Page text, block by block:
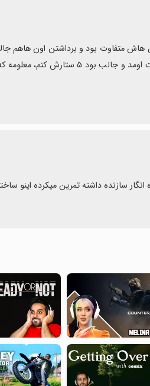
سازنده داشته تمرین میکرده اینو